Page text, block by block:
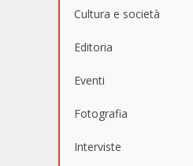
Cultura e società
Editoria
Eventi
Fotografia
Interviste